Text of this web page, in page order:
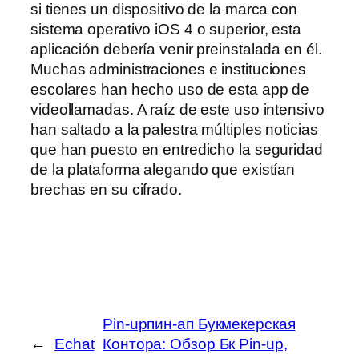
si tienes un dispositivo de la marca con
sistema operativo iOS 4 o superior, esta
aplicación debería venir preinstalada en él.
Muchas administraciones e instituciones
escolares han hecho uso de esta app de
videollamadas. A raíz de este uso intensivo
han saltado a la palestra múltiples noticias
que han puesto en entredicho la seguridad
de la plataforma alegando que existían
brechas en su cifrado.
←
Echat
Pin-upпин-ап Букмекерская
Контора: Обзор Бк Pin-up,